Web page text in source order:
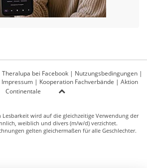
Theralupa bei Facebook | Nutzungsbedingungen |
Impressum| Kooperation Fachverbände | Aktion
Continentale
Lesbarkeit wird auf die gleichzeitige Verwendung der
weiblich und divers (m/w/d) verzichtet.
gelten gleichermaßen für alle Geschlechter.